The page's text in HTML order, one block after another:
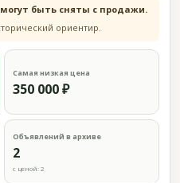
быть сняты с продажи.
ориентир.
Самая низкая цена
350 000 ₽
Объявлений в архиве
2
с ценой: 2